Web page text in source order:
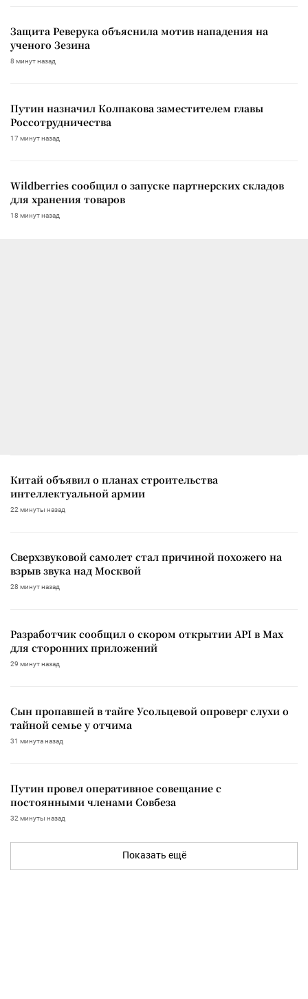
Защита Реверука объяснила мотив нападения на
ученого Зезина
8 минут назад
Путин назначил Колпакова заместителем главы
Россотрудничества
17 минут назад
Wildberries сообщил о запуске партнерских складов
для хранения товаров
18 минут назад
Китай объявил о планах строительства
интеллектуальной армии
22 минуты назад
Сверхзвуковой самолет стал причиной похожего на
взрыв звука над Москвой
28 минут назад
Разработчик сообщил о скором открытии API в Max
для сторонних приложений
29 минут назад
Сын пропавшей в тайге Усольцевой опроверг слухи о
тайной семье у отчима
31 минута назад
Путин провел оперативное совещание с
постоянными членами Совбеза
32 минуты назад
Показать ещё